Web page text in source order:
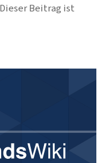
Dieser Beitrag ist